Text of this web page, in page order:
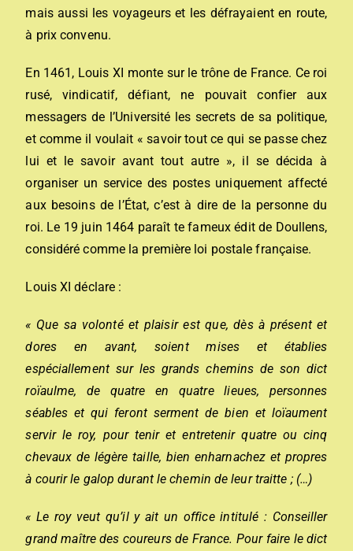
mais aussi les voyageurs et les défrayaient en route,
à prix convenu.
En 1461, Louis XI monte sur le trône de France. Ce roi
rusé, vindicatif, défiant, ne pouvait confier aux
messagers de l’Université les secrets de sa politique,
et comme il voulait « savoir tout ce qui se passe chez
lui et le savoir avant tout autre », il se décida à
organiser un service des postes uniquement affecté
aux besoins de l’État, c’est à dire de la personne du
roi. Le 19 juin 1464 paraît te fameux édit de Doullens,
considéré comme la première loi postale française.
Louis XI déclare :
« Que sa volonté et plaisir est que, dès à présent et
dores en avant, soient mises et établies
espéciallement sur les grands chemins de son dict
roïaulme, de quatre en quatre lieues, personnes
séables et qui feront serment de bien et loïaument
servir le roy, pour tenir et entretenir quatre ou cinq
chevaux de légère taille, bien enharnachez et propres
à courir le galop durant le chemin de leur traitte ; (…)
« Le roy veut qu’il y ait un office intitulé : Conseiller
grand maître des coureurs de France. Pour faire le dict